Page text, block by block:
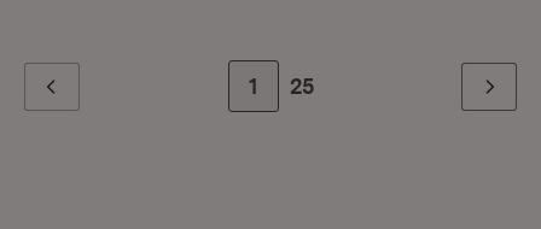
Zur Seite
1 Zur letzten Seite
25 Weiter